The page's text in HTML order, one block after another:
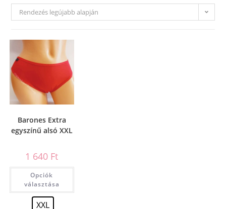
Rendezés legújabb alapján
Barones Extra
egyszínű alsó XXL
1 640 Ft
Opciók
választása
XXL